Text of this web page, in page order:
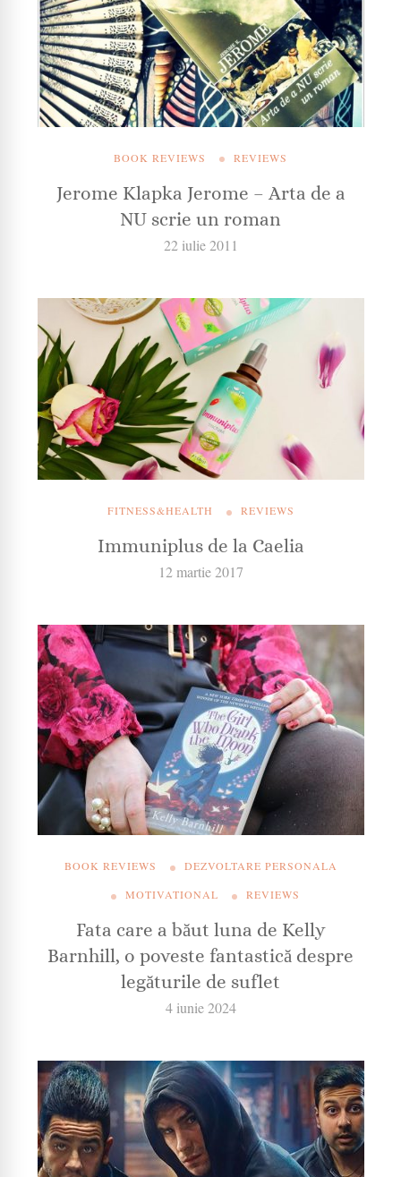
BOOK REVIEWS REVIEWS
Jerome Klapka Jerome – Arta de a
NU scrie un roman
22 iulie 2011
FITNESS&HEALTH REVIEWS
Immuniplus de la Caelia
12 martie 2017
BOOK REVIEWS
DEZVOLTARE PERSONALA
MOTIVATIONAL
REVIEWS
Fata care a băut luna de Kelly
Barnhill, o poveste fantastică despre
legăturile de suflet
4 iunie 2024